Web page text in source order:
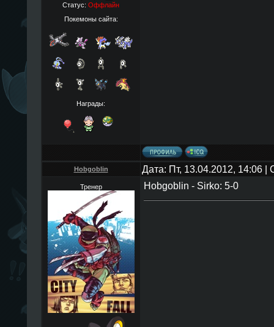
Статус: Оффлайн
Покемоны сайта:
Награды:
Hobgoblin Дата: Пт, 13.04.2012, 14:06
Тренер Hobgoblin - Sirko: 5-0